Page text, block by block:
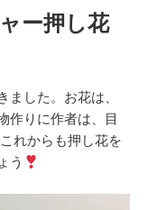
ー押し花
ました。お花は、
作りに作者は、目
れからも押し花を
う